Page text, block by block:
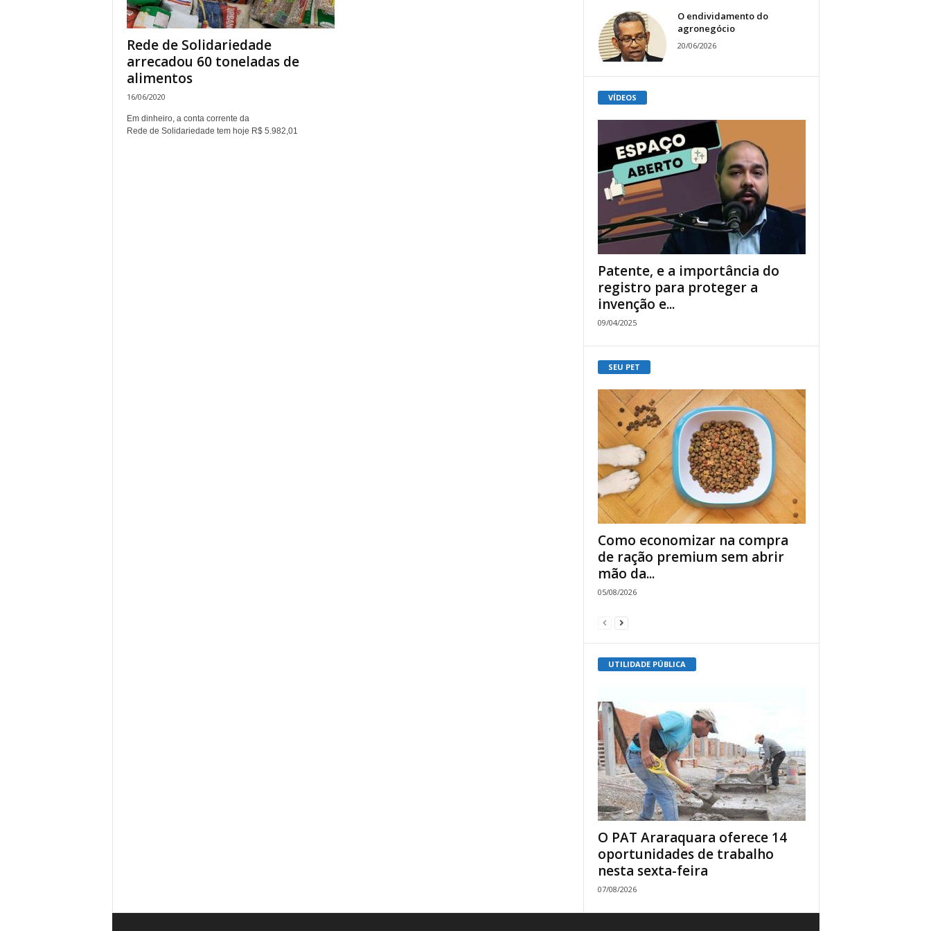
Rede de Solidariedade
arrecadou 60 toneladas de
alimentos
16/06/2020
Em dinheiro, a conta corrente da
Rede de Solidariedade tem hoje R$ 5.982,01
O endividamento do
agronegócio
20/06/2026
VÍDEOS
Patente, e a importância do
registro para proteger a
invenção e...
09/04/2025
SEU PET
Como economizar na compra
de ração premium sem abrir
mão da...
05/08/2026
UTILIDADE PÚBLICA
O PAT Araraquara oferece 14
oportunidades de trabalho
nesta sexta-feira
07/08/2026